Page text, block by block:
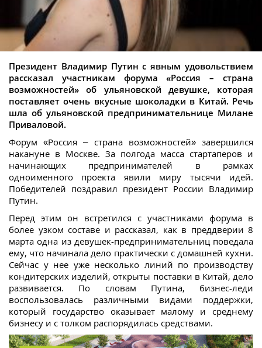
Президент Владимир Путин с явным удовольствием
рассказал участникам форума «Россия – страна
возможностей» об ульяновской девушке, которая
поставляет очень вкусные шоколадки в Китай. Речь
шла об ульяновской предпринимательнице Милане
Приваловой.
Форум «Россия – страна возможностей» завершился
накануне в Москве. За полгода масса стартаперов и
начинающих предпринимателей в рамках
одноименного проекта явили миру тысячи идей.
Победителей поздравил президент России Владимир
Путин.
Перед этим он встретился с участниками форума в
более узком составе и рассказал, как в преддверии 8
марта одна из девушек-предпринимательниц поведала
ему, что начинала дело практически с домашней кухни.
Сейчас у нее уже несколько линий по производству
кондитерских изделий, открыты поставки в Китай, дело
развивается. По словам Путина, бизнес-леди
воспользовалась различными видами поддержки,
который государство оказывает малому и среднему
бизнесу и с толком распорядилась средствами.